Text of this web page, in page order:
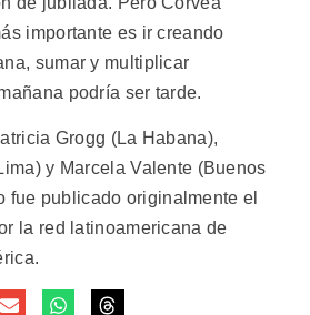
importante es ir creando
sumar y multiplicar
podría ser tarde.
Grogg (La Habana),
y Marcela Valente (Buenos
fue publicado originalmente el
la red latinoamericana de